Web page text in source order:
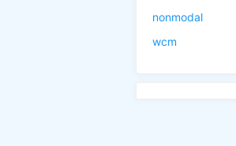
nonmodal
wcm